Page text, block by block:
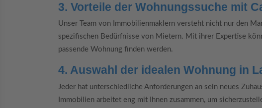
3. Vorteile der Wohnungssuche mit
Unser Team von Immobilienmaklern versteht nicht nur den
spezifischen Bedürfnisse von Mietern. Mit ihrer Expertise
passende Wohnung finden werden.
4. Auswahl der idealen Wohnung in
Jeder hat unterschiedliche Anforderungen an sein neues
Immobilien arbeitet eng mit Ihnen zusammen, um